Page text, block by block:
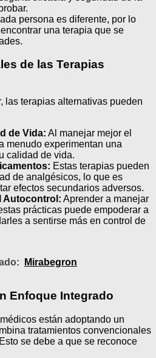
persona es diferente, por lo
una terapia que se
de las Terapias
las terapias alternativas pueden
de Vida: Al manejar mejor el
menudo experimentan una
calidad de vida.
Estas terapias pueden
de analgésicos, lo que es
efectos secundarios adversos.
Autocontrol: Aprender a manejar
prácticas puede empoderar a
a sentirse más en control de
Mirabegron
Enfoque Integrado
están adoptando un
tratamientos convencionales
se debe a que se reconoce